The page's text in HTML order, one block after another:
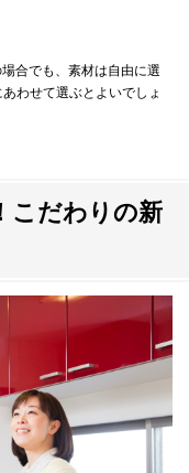
合でも、素材は自由に選
わせて選ぶとよいでしょ
こだわりの新